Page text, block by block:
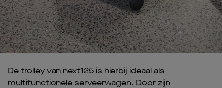
De trolley van next125 is hierbij ideaal als
multifunctionele serveerwagen. Door zijn